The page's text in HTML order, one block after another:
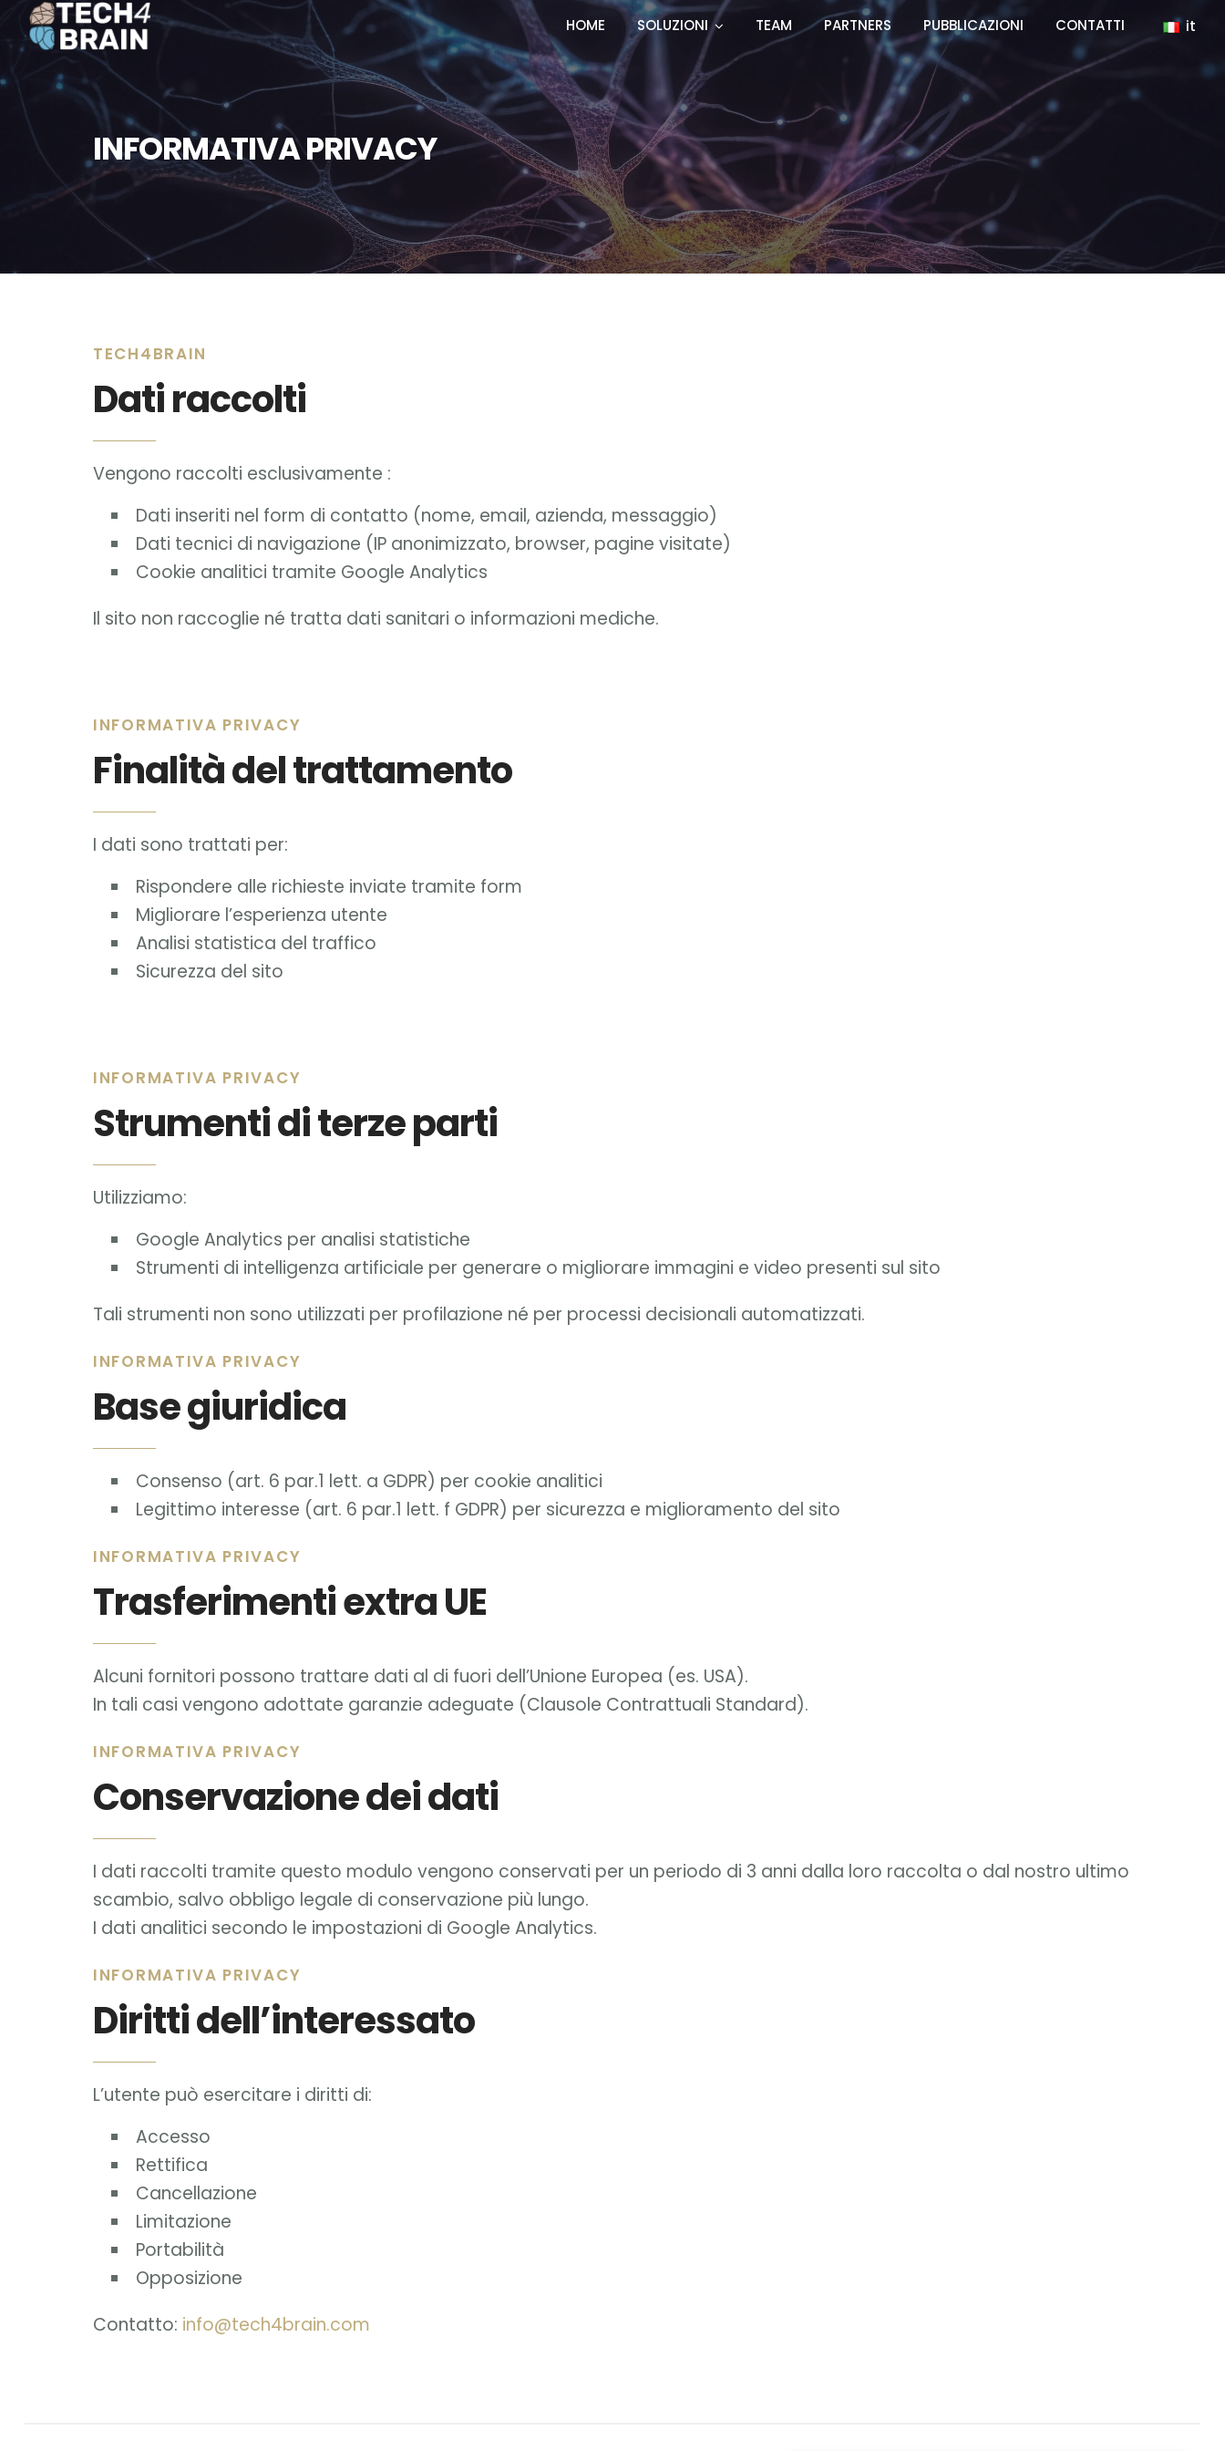
HOME SOLUZIONI TEAM PARTNERS PUBBLICAZIONI CONTATTI it
INFORMATIVA PRIVACY
TECH4BRAIN
Dati raccolti
Vengono raccolti esclusivamente :
Dati inseriti nel form di contatto (nome, email, azienda, messaggio)
Dati tecnici di navigazione (IP anonimizzato, browser, pagine visitate)
Cookie analitici tramite Google Analytics
Il sito non raccoglie né tratta dati sanitari o informazioni mediche.
INFORMATIVA PRIVACY
Finalità del trattamento
I dati sono trattati per:
Rispondere alle richieste inviate tramite form
Migliorare l’esperienza utente
Analisi statistica del traffico
Sicurezza del sito
INFORMATIVA PRIVACY
Strumenti di terze parti
Utilizziamo:
Google Analytics per analisi statistiche
Strumenti di intelligenza artificiale per generare o migliorare immagini e video presenti sul sito
Tali strumenti non sono utilizzati per profilazione né per processi decisionali automatizzati.
INFORMATIVA PRIVACY
Base giuridica
Consenso (art. 6 par.1 lett. a GDPR) per cookie analitici
Legittimo interesse (art. 6 par.1 lett. f GDPR) per sicurezza e miglioramento del sito
INFORMATIVA PRIVACY
Trasferimenti extra UE
Alcuni fornitori possono trattare dati al di fuori dell’Unione Europea (es. USA).
In tali casi vengono adottate garanzie adeguate (Clausole Contrattuali Standard).
INFORMATIVA PRIVACY
Conservazione dei dati
I dati raccolti tramite questo modulo vengono conservati per un periodo di 3 anni dalla loro raccolta o dal nostro ultimo
scambio, salvo obbligo legale di conservazione più lungo.
I dati analitici secondo le impostazioni di Google Analytics.
INFORMATIVA PRIVACY
Diritti dell’interessato
L’utente può esercitare i diritti di:
Accesso
Rettifica
Cancellazione
Limitazione
Portabilità
Opposizione
Contatto: info@tech4brain.com